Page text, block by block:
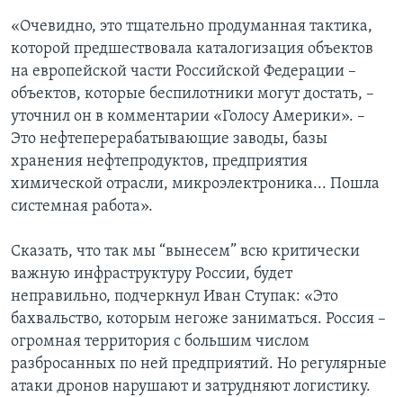
«Очевидно, это тщательно продуманная тактика,
которой предшествовала каталогизация объектов
на европейской части Российской Федерации –
объектов, которые беспилотники могут достать, –
уточнил он в комментарии «Голосу Америки». –
Это нефтеперерабатывающие заводы, базы
хранения нефтепродуктов, предприятия
химической отрасли, микроэлектроника... Пошла
системная работа».
Сказать, что так мы “вынесем” всю критически
важную инфраструктуру России, будет
неправильно, подчеркнул Иван Ступак: «Это
бахвальство, которым негоже заниматься. Россия –
огромная территория с большим числом
разбросанных по ней предприятий. Но регулярные
атаки дронов нарушают и затрудняют логистику.